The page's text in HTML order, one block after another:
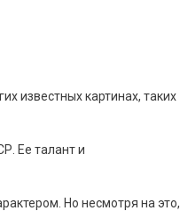
известных картинах, таких
Ее талант и
Но несмотря на это,